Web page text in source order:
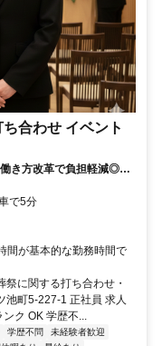
合わせ イベント
働き方改革で負担軽減◎丁
転職者も多数活躍中！週
働けます
で5分
が基本的な勤務時間で
に関する打ち合わせ・
池町5-227-1 正社員 求人
ク OK 学歴不...
学歴不問
未経験者歓迎